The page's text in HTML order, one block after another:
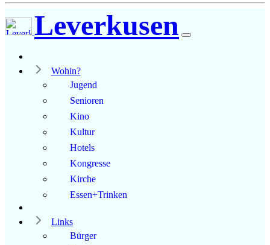
Leverkusen
Wohin?
Jugend
Senioren
Kino
Kultur
Hotels
Kongresse
Kirche
Essen+Trinken
Links
Bürger